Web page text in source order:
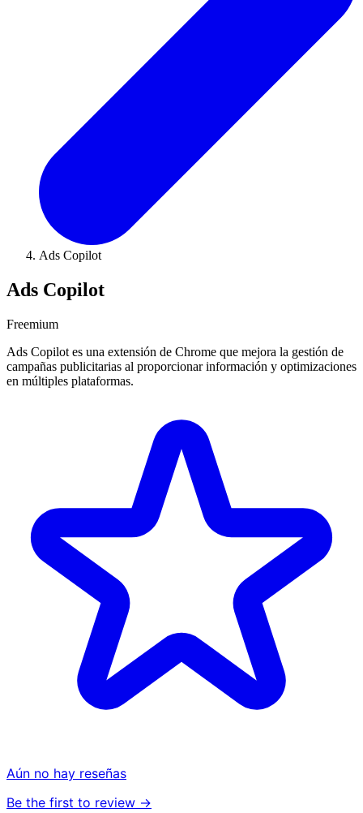
Ads Copilot
Ads Copilot
Freemium
Ads Copilot es una extensión de Chrome que mejora la gestión de
campañas publicitarias al proporcionar información y optimizaciones
en múltiples plataformas.
Aún no hay reseñas
Be the first to review →